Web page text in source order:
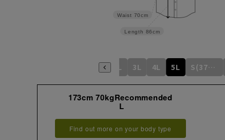
Length 86cm
Waist 70cm
LL 3L 4L 5L S(37cm)
173cm 70kgRecommended
L
Find out more on your body type